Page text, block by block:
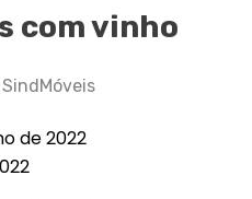
com vinho
SindMóveis
de 2022